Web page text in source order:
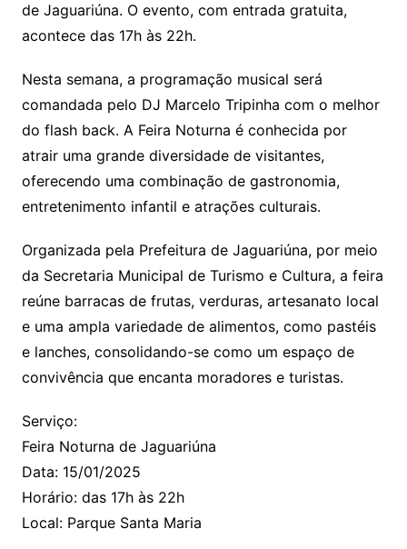
de Jaguariúna. O evento, com entrada gratuita,
acontece das 17h às 22h.
Nesta semana, a programação musical será
comandada pelo DJ Marcelo Tripinha com o melhor
do flash back. A Feira Noturna é conhecida por
atrair uma grande diversidade de visitantes,
oferecendo uma combinação de gastronomia,
entretenimento infantil e atrações culturais.
Organizada pela Prefeitura de Jaguariúna, por meio
da Secretaria Municipal de Turismo e Cultura, a feira
reúne barracas de frutas, verduras, artesanato local
e uma ampla variedade de alimentos, como pastéis
e lanches, consolidando-se como um espaço de
convivência que encanta moradores e turistas.
Serviço:
Feira Noturna de Jaguariúna
Data: 15/01/2025
Horário: das 17h às 22h
Local: Parque Santa Maria